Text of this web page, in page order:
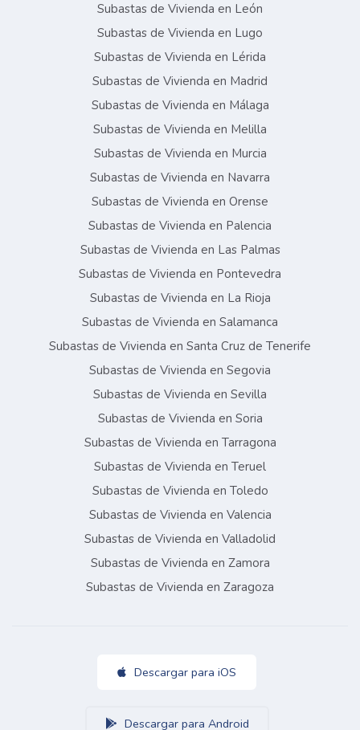
Subastas de Vivienda en León
Subastas de Vivienda en Lugo
Subastas de Vivienda en Lérida
Subastas de Vivienda en Madrid
Subastas de Vivienda en Málaga
Subastas de Vivienda en Melilla
Subastas de Vivienda en Murcia
Subastas de Vivienda en Navarra
Subastas de Vivienda en Orense
Subastas de Vivienda en Palencia
Subastas de Vivienda en Las Palmas
Subastas de Vivienda en Pontevedra
Subastas de Vivienda en La Rioja
Subastas de Vivienda en Salamanca
Subastas de Vivienda en Santa Cruz de Tenerife
Subastas de Vivienda en Segovia
Subastas de Vivienda en Sevilla
Subastas de Vivienda en Soria
Subastas de Vivienda en Tarragona
Subastas de Vivienda en Teruel
Subastas de Vivienda en Toledo
Subastas de Vivienda en Valencia
Subastas de Vivienda en Valladolid
Subastas de Vivienda en Zamora
Subastas de Vivienda en Zaragoza
Descargar para iOS
Descargar para Android